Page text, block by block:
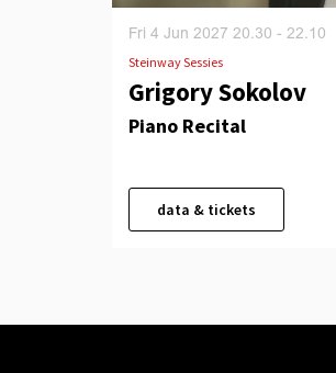
Grigory Sokolov
Piano Recital
Steinway Sessies
Fri 4 Jun 2027 20.30 - 22.10
data & tickets